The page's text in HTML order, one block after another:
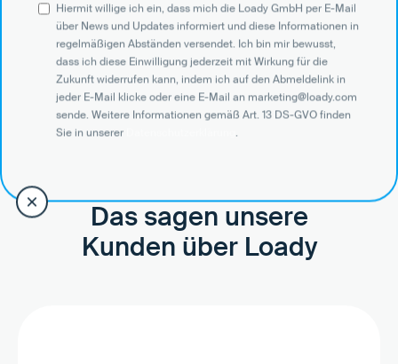
schnell geschult ist und aktiv werden kann. Bei Bedarf
unterstützen wir beim Anlegen und der Bereinigung von
Datensätzen in Loady.
Das sagen unsere
Kunden über Loady
Hiermit willige ich ein, dass mich die Loady GmbH per E-Mail
über News und Updates informiert und diese Informationen in
regelmäßigen Abständen versendet. Ich bin mir bewusst,
dass ich diese Einwilligung jederzeit mit Wirkung für die
Zukunft widerrufen kann, indem ich auf den Abmeldelink in
jeder E-Mail klicke oder eine E-Mail an marketing@loady.com
sende. Weitere Informationen gemäß Art. 13 DS-GVO finden
Sie in unserer
.